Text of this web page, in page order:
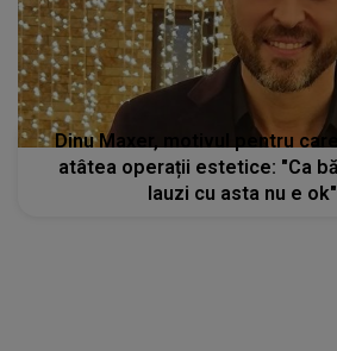
Dinu Maxer, motivul pentru
atâtea operații estetice: "Ca
lauzi cu asta nu e ok"